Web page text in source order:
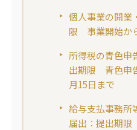
個人事業の開業
限 事業開始か
所得税の青色申
出期限 青色申
月15日まで
給与支払事務所
届出：提出期